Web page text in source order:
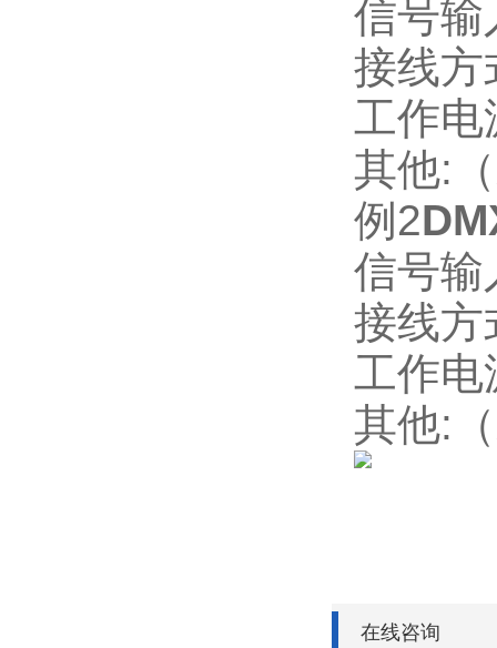
信号输
接线方
工作电
其他:
例2
信号输
接线方
工作电
其他:
在线咨询